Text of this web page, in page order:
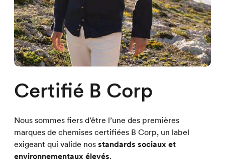
Certifié B Corp
Nous sommes fiers d’être l’une des premières
marques de chemises certifiées B Corp, un label
exigeant qui valide nos standards sociaux et
environnementaux élevés.